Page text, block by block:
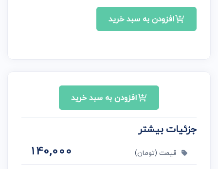
افزودن به سبد خرید
افزودن به سبد خرید
جزئیات بیشتر
قیمت (تومان) 140,000